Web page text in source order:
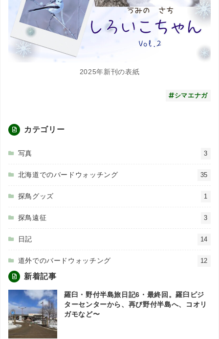
2025年新刊の表紙
シマエナガ
カテゴリー
写真 3
北海道でのバードウォッチング 35
探鳥グッズ 1
探鳥遠征 3
日記 14
道外でのバードウォッチング 12
新着記事
羅臼・野付半島旅日記6・最終回。羅臼ビジ
ターセンターから、再び野付半島へ、コオリ
ガモなど〜